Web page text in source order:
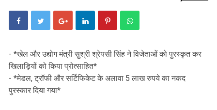
- *खेल और उद्योग मंत्री सुश्री श्रेयसी सिंह ने विजेताओं को पुरस्कृत कर
खिलाड़ियों को किया प्रोत्साहित*
- *मेडल, ट्रॉफी और सर्टिफिकेट के अलावा 5 लाख रुपये का नकद
पुरस्कार दिया गया*